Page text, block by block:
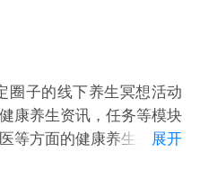
圈子的线下养生冥想活动
康养生资讯，任务等模块
等方面的健康养生技巧文
展开